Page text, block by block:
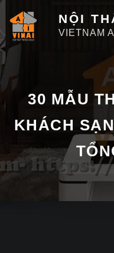
NỘI
VIETNAM
30 MẪU
KHÁCH